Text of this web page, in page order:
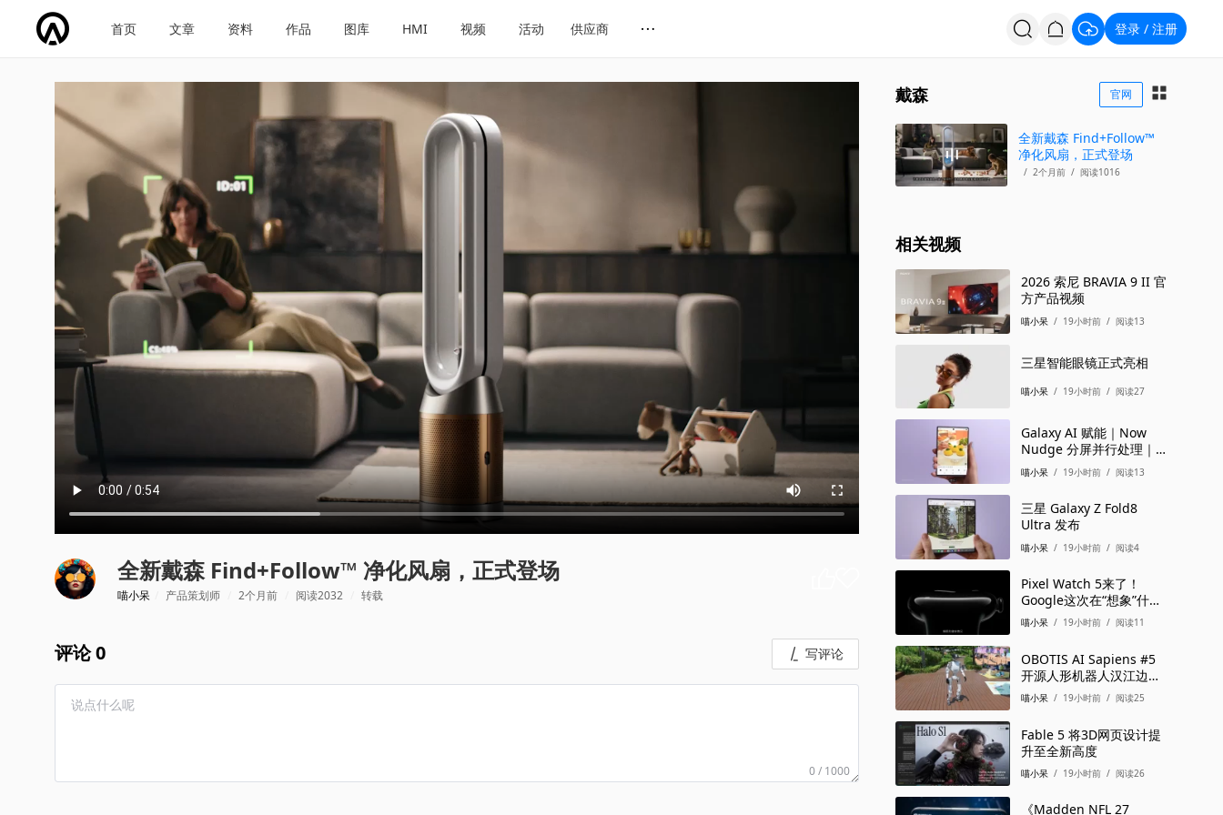
首页 文章 资料 作品 图库 HMI 视频 活动 供应商 登录 / 注册
全新戴森 Find+Follow™ 净化风扇，正式登场
喵小呆 产品策划师 2个月前 阅读2032 转载
评论 0 写评论
0 / 1000
戴森 官网
全新戴森 Find+Follow™
净化风扇，正式登场
/ 2个月前 / 阅读1016
相关视频
2026 索尼 BRAVIA 9 II 官
方产品视频
喵小呆 / 19小时前 / 阅读13
三星智能眼镜正式亮相
喵小呆 / 19小时前 / 阅读27
Galaxy AI 赋能｜Now
Nudge 分屏并行处理｜三
星Galaxy Z Fold8 Ult
喵小呆 / 19小时前 / 阅读13
三星 Galaxy Z Fold8
Ultra 发布
喵小呆 / 19小时前 / 阅读4
Pixel Watch 5来了！
Google这次在“想象”什
么？
喵小呆 / 19小时前 / 阅读11
OBOTIS AI Sapiens #5
开源人形机器人汉江边开
跑
喵小呆 / 19小时前 / 阅读25
Fable 5 将3D网页设计提
升至全新高度
喵小呆 / 19小时前 / 阅读26
《Madden NFL 27